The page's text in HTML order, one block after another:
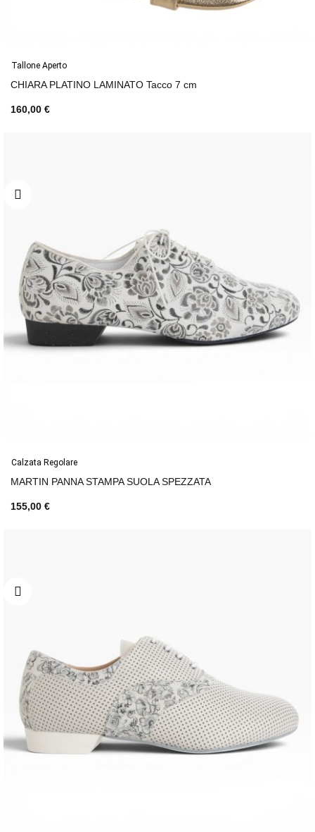
Tallone Aperto
CHIARA PLATINO LAMINATO Tacco 7 cm
160,00 €
Calzata Regolare
MARTIN PANNA STAMPA SUOLA SPEZZATA
155,00 €